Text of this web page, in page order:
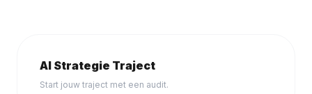
AI Strategie Traject
Start jouw traject met een audit.